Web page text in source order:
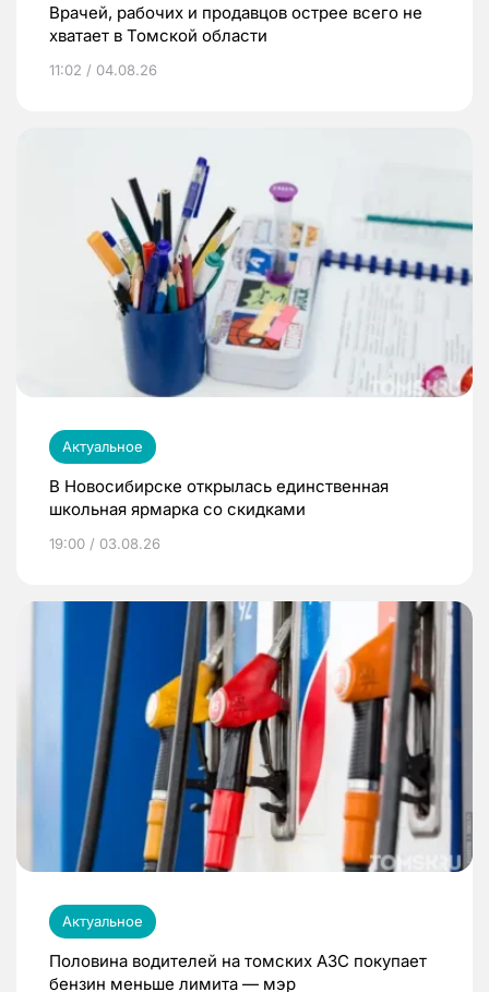
Врачей, рабочих и продавцов острее всего не
хватает в Томской области
11:02 / 04.08.26
Актуальное
В Новосибирске открылась единственная
школьная ярмарка со скидками
19:00 / 03.08.26
Актуальное
Половина водителей на томских АЗС покупает
бензин меньше лимита — мэр